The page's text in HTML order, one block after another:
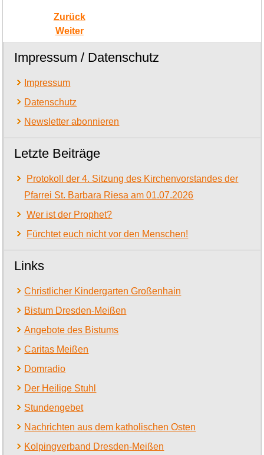
Zurück
Weiter
Impressum / Datenschutz
Impressum
Datenschutz
Newsletter abonnieren
Letzte Beiträge
Protokoll der 4. Sitzung des Kirchenvorstandes der
Pfarrei St. Barbara Riesa am 01.07.2026
Wer ist der Prophet?
Fürchtet euch nicht vor den Menschen!
Links
Christlicher Kindergarten Großenhain
Bistum Dresden-Meißen
Angebote des Bistums
Caritas Meißen
Domradio
Der Heilige Stuhl
Stundengebet
Nachrichten aus dem katholischen Osten
Kolpingverband Dresden-Meißen